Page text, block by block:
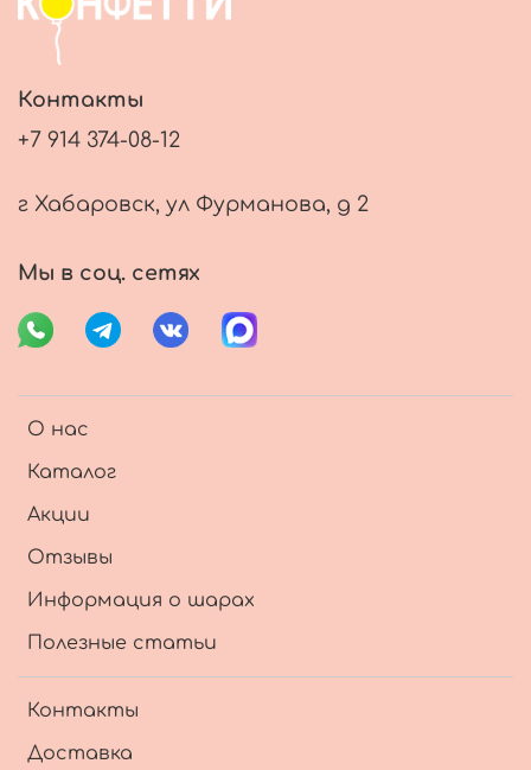
О нас
Каталог
Акции
Отзывы
Информация о шарах
Полезные статьи
Контакты
Доставка
Контакты
+7 914 374-08-12
г Хабаровск, ул Фурманова, д 2
Мы в соц. сетях